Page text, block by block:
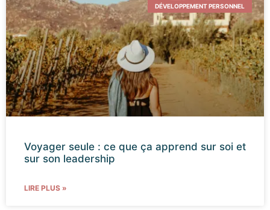
DÉVELOPPEMENT PERSONNEL
Voyager seule : ce que ça apprend sur soi et
sur son leadership
LIRE PLUS »